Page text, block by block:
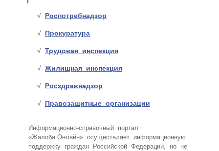
Роспотребнадзор
Прокуратура
Трудовая инспекция
Жилищная инспекция
Росздравнадзор
Правозащитные организации
Информационно-справочный портал
«Жалоба.Онлайн» осуществляет информационную
поддержку граждан Российской Федерации, но не